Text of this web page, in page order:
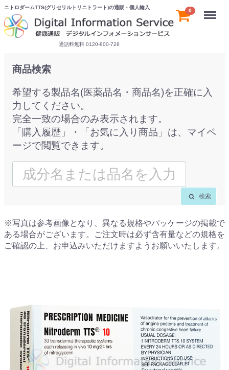
ニトロダームTTS(グリセリルトリニトラート)の通販・個人輸入
通話料無料 0120-800-728
0 Menu
商品検索
希望する製品名(医薬品名・商品名)を正確に入
力してください。
完全一致の場合のみ表示されます。
「購入履歴」・「お気に入り商品」は、マイペ
ージで閲覧できます。
検索
※写真は参考画像となり、異なる規格やパッケージの掲載で
ある場合がございます。ご注文時は必ず含有量などの規格を
ご確認の上、お申込みいただけますようお願いいたします。